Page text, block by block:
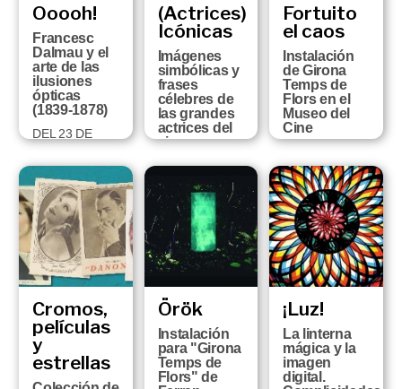
Ooooh!
Francesc
Dalmau y el
arte de las
ilusiones
ópticas
(1839-1878)
DEL 23 DE
OCTUBRE AL
13 DE
SETEMBRE
(Actrices)
Icónicas
Imágenes
simbólicas y
frases
célebres de
las grandes
actrices del
cine.
Vicenç
Arroyo
DEL 12 DE
JUNIO AL 29
DE
SEPTIEMBRE
Fortuito
el caos
Instalación
de Girona
Temps de
Flors en el
Museo del
Cine
19 DE MAYO
DE 2019
Cromos,
películas
y
estrellas
Örök
Instalación
para "Girona
Temps de
Flors" de
¡Luz!
La linterna
mágica y la
imagen
digital.